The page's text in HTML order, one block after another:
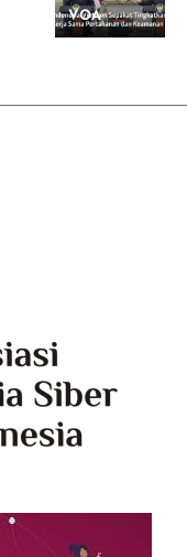
VOA